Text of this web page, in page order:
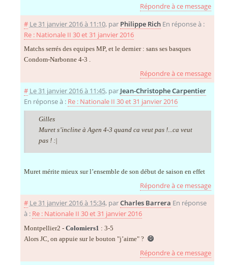
Répondre à ce message
# Le 31 janvier 2016 à 11:10, par Philippe Rich En réponse à :
Re : Nationale II 30 et 31 janvier 2016
Matchs serrés des equipes MP, et le dernier : sans ses basques
Condom-Narbonne 4-3 .
Répondre à ce message
# Le 31 janvier 2016 à 11:45, par Jean-Christophe Carpentier
En réponse à : Re : Nationale II 30 et 31 janvier 2016
Gilles
Muret s’incline à Agen 4-3 quand ca veut pas !...ca veut
pas ! :|
Muret mérite mieux sur l’ensemble de son début de saison en effet
Répondre à ce message
# Le 31 janvier 2016 à 15:34, parCharles Barrera En réponse
à : Re : Nationale II 30 et 31 janvier 2016
Montpellier2 - Colomiers1 : 3-5
Alors JC, on appuie sur le bouton "j’aime" ? 😄
Répondre à ce message